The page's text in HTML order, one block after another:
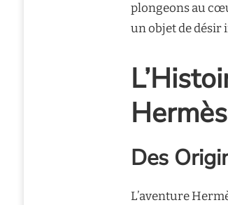
plongeons au
un objet de désir
Hermès
Des
L’aventure